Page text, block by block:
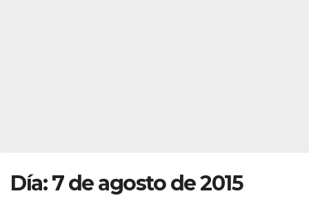
Día:7 de agosto de 2015